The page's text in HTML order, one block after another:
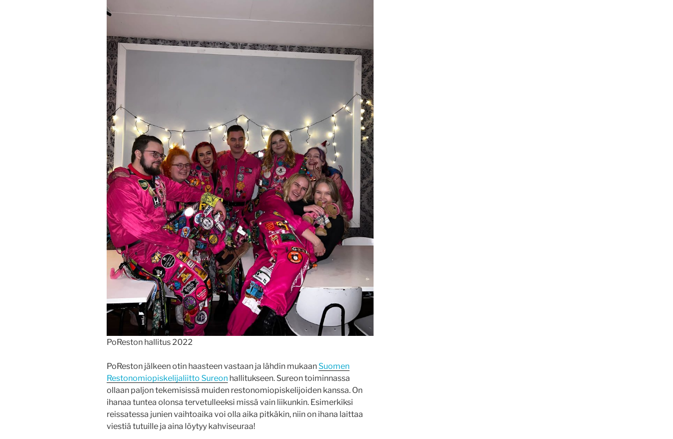
PoReston hallitus 2022
PoReston jälkeen otin haasteen vastaan ja lähdin mukaan Suomen
Restonomiopiskelijaliitto Sureonhallitukseen. Sureon toiminnassa
ollaan paljon tekemisissä muiden restonomiopiskelijoiden kanssa. On
ihanaa tuntea olonsa tervetulleeksi missä vain liikunkin. Esimerkiksi
reissatessa junien vaihtoaika voi olla aika pitkäkin, niin on ihana laittaa
viestiä tutuille ja aina löytyy kahviseuraa!